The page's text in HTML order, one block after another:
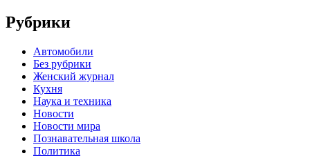
Рубрики
Автомобили
Без рубрики
Женский журнал
Кухня
Наука и техника
Новости
Новости мира
Познавательная школа
Политика